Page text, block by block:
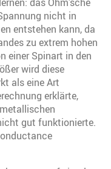
nicht in
entstehen kann, da
zu extrem hohen
einer Spinart in den
wird diese
als eine Art
erklärte,
gut funktionierte.